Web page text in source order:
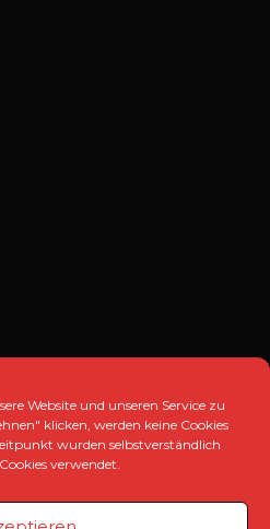
Website und unseren Service zu
klicken, werden keine Cookies
wurden selbstverständlich
verwendet.